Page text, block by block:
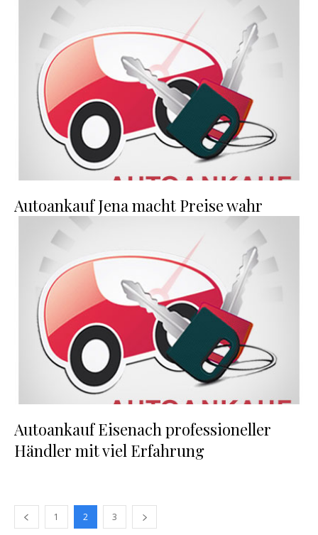
Autoankauf Jena macht Preise wahr
Autoankauf Eisenach professioneller
Händler mit viel Erfahrung
1 2 3